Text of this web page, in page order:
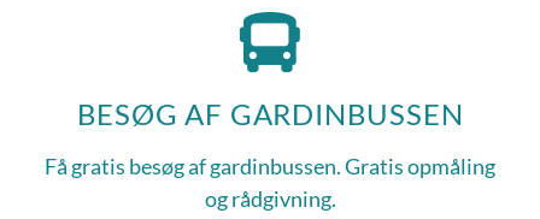
BESØG AF GARDINBUSSEN
Få gratis besøg af gardinbussen. Gratis opmåling
og rådgivning.